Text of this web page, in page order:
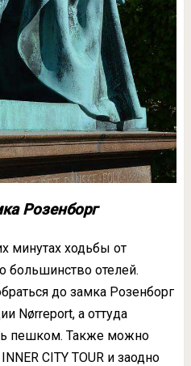
Розенборг
минутах ходьбы от
большинство отелей.
до замка Розенборг
Nørreport, а оттуда
пешком. Также можно
CITY TOUR и заодно